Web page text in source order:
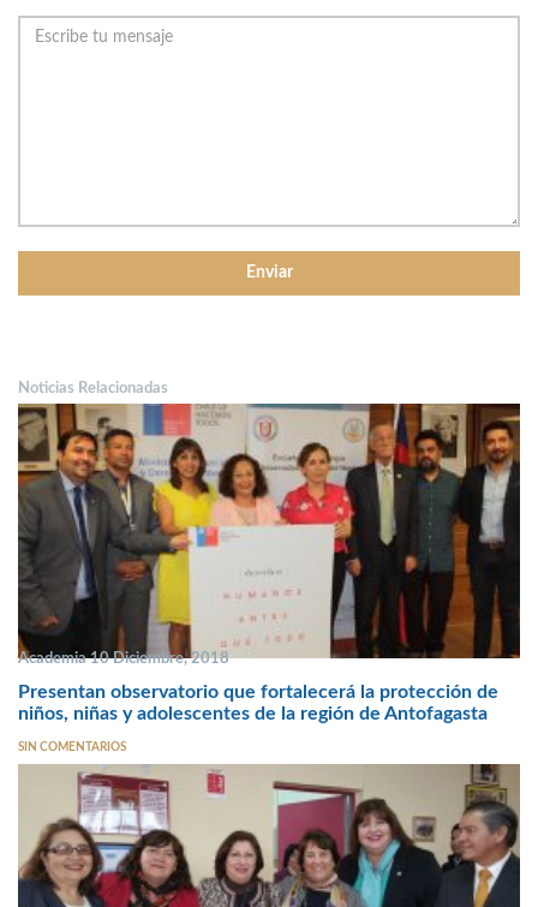
Noticias Relacionadas
Academia 10 Diciembre, 2018
Presentan observatorio que fortalecerá la protección de
niños, niñas y adolescentes de la región de Antofagasta
SIN COMENTARIOS